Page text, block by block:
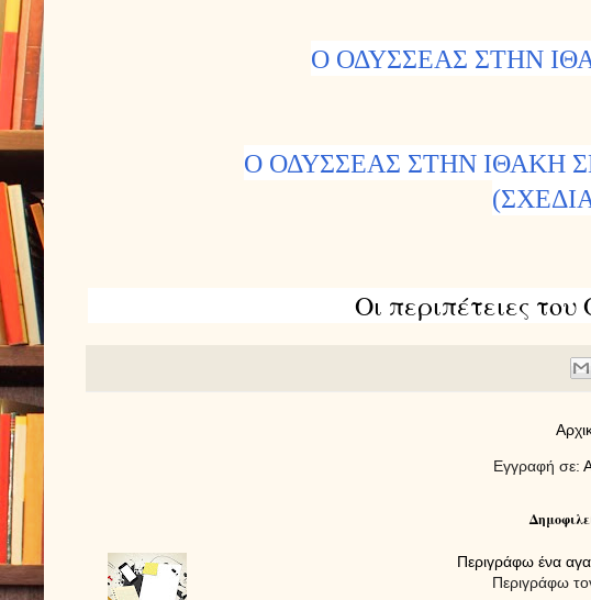
Ο ΟΔΥΣΣΕΑΣ ΣΤΗΝ
Ο ΟΔΥΣΣΕΑΣ ΣΤΗΝ ΙΘΑΚΗ
Οι περιπέτειες
Εγγραφή σε:
Περιγράφω ένα
Περιγράφω